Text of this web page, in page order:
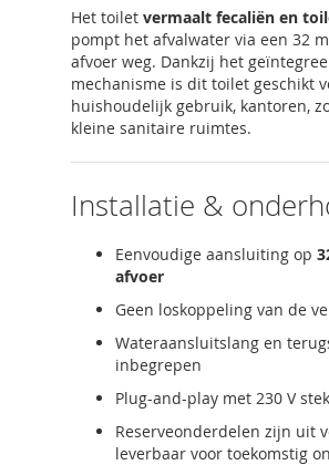
Het toilet vermaalt fecaliën en
pompt het afvalwater via een 32
afvoer weg. Dankzij het
mechanisme is dit toilet geschikt
huishoudelijk gebruik, kantoren,
kleine sanitaire ruimtes.
Installatie &
Eenvoudige aansluiting op
afvoer
Geen loskoppeling van de
Wateraansluitslang en
inbegrepen
Plug-and-play met 230 V
Reserveonderdelen zijn uit
leverbaar voor toekomstig